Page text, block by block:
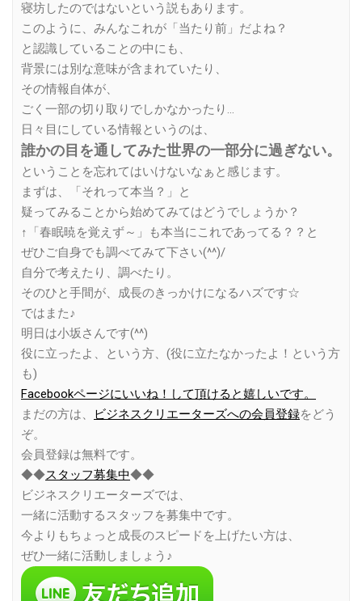
寝坊したのではないという説もあります。
このように、みんなこれが「当たり前」だよね？
と認識していることの中にも、
背景には別な意味が含まれていたり、
その情報自体が、
ごく一部の切り取りでしかなかったり…
日々目にしている情報というのは、
誰かの目を通してみた世界の一部分に過ぎない。
ということを忘れてはいけないなぁと感じます。
まずは、「それって本当？」と
疑ってみることから始めてみてはどうでしょうか？
↑「春眠暁を覚えず～」も本当にこれであってる？？と
ぜひご自身でも調べてみて下さい(^^)/
自分で考えたり、調べたり。
そのひと手間が、成長のきっかけになるハズです☆
ではまた♪
明日は小坂さんです(^^)
役に立ったよ、という方、(役に立たなかったよ！という方
も)
Facebookページにいいね！して頂けると嬉しいです。
まだの方は、
ビジネスクリエーターズへの会員登録をどう
ぞ。
会員登録は無料です。
◆◆スタッフ募集中◆◆
ビジネスクリエーターズでは、
一緒に活動するスタッフを募集中です。
今よりもちょっと成長のスピードを上げたい方は、
ぜひ一緒に活動しましょう♪